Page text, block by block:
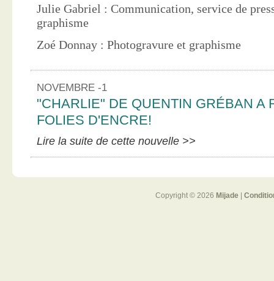
Julie Gabriel : Communication, service de
graphisme
Zoé Donnay : Photogravure et graphisme
NOVEMBRE -1
"CHARLIE" DE QUENTIN GRÉBAN A
FOLIES D'ENCRE!
Lire la suite de cette nouvelle >>
Copyright © 2026 Mijade|